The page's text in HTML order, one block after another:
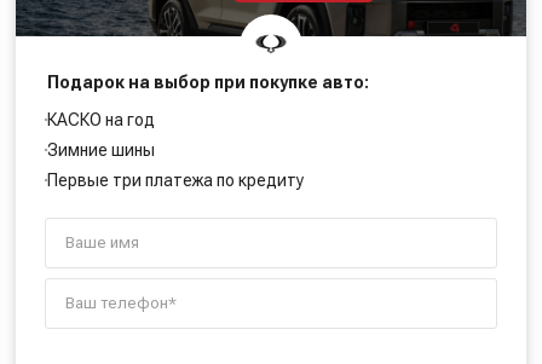
Подарок на выбор при покупке авто:
КАСКО на год
Зимние шины
Первые три платежа по кредиту